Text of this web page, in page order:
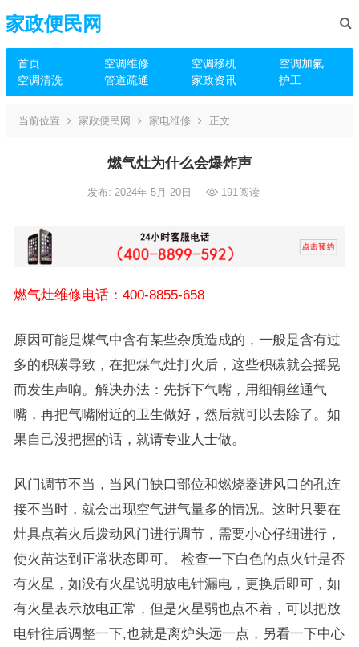
家政便民网
首页 空调维修 空调移机
空调加氟
空调清洗
管道疏通 家政资讯 护工
当前位置 家政便民网 家电维修 正文
燃气灶为什么会爆炸声
发布: 2024年 5月 20日 191阅读
燃气灶维修电话：400-8855-658
原因可能是煤气中含有某些杂质造成的，一般是含有过
多的积碳导致，在把煤气灶打火后，这些积碳就会摇晃
而发生声响。解决办法：先拆下气嘴，用细铜丝通气
嘴，再把气嘴附近的卫生做好，然后就可以去除了。如
果自己没把握的话，就请专业人士做。
风门调节不当，当风门缺口部位和燃烧器进风口的孔连
接不当时，就会出现空气进气量多的情况。这时只要在
灶具点着火后拨动风门进行调节，需要小心仔细进行，
使火苗达到正常状态即可。 检查一下白色的点火针是否
有火星，如没有火星说明放电针漏电，更换后即可，如
有火星表示放电正常，但是火星弱也点不着，可以把放
电针往后调整一下,也就是离炉头远一点，另看一下中心